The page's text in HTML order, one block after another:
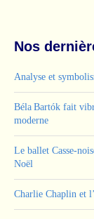
Nos
Analyse et
Béla Bartók fait
moderne
Le ballet Casse-
Noël
Charlie Chaplin et